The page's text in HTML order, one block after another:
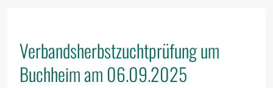
Verbandsherbstzuchtprüfung um
Buchheim am 06.09.2025